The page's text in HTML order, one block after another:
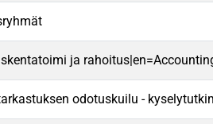
ja
odotuskuilu -